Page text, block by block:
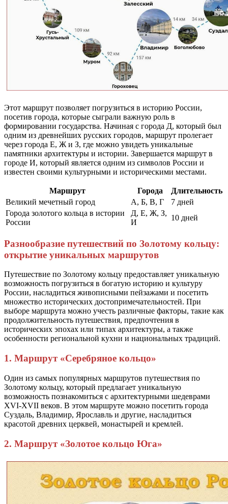
Этот маршрут позволяет погрузиться в историю России,
посетив города, которые сыграли важную роль в
формировании государства. Начиная с города Д, который был
одним из древнейших русских городов, маршрут пролегает
через города Е, Ж и З, где можно увидеть уникальные
памятники архитектуры и истории. Завершается маршрут в
городе И, который является одним из символов России и
известен своими культурными и историческими местами.
Маршрут Города
Длительность
Великий мечетный город
А, Б, В, Г
7 дней
Города золотого кольца в истории
России
Д, Е, Ж, З,
И
10 дней
Разнообразие путешествий по Золотому кольцу:
открытие уникальных маршрутов
Путешествие по Золотому кольцу предоставляет уникальную
возможность погрузиться в богатую историю и культуру
России, насладиться живописными пейзажами и посетить
множество исторических достопримечательностей. При
выборе маршрута можно учесть различные факторы, такие как
продолжительность путешествия, предпочтения в
исторических эпохах или типах архитектуры, а также
особенности региональной кухни и национальных традиций.
1. Маршрут «Серебряное кольцо»
Один из самых популярных маршрутов путешествия по
Золотому кольцу, который предлагает уникальную
возможность познакомиться с архитектурными шедеврами
XVI-XVII веков. В этом маршруте можно посетить города
Суздаль, Владимир, Ярославль и другие, насладиться
красотой древних церквей, монастырей и кремлей.
2. Маршрут «Золотое кольцо Юга»